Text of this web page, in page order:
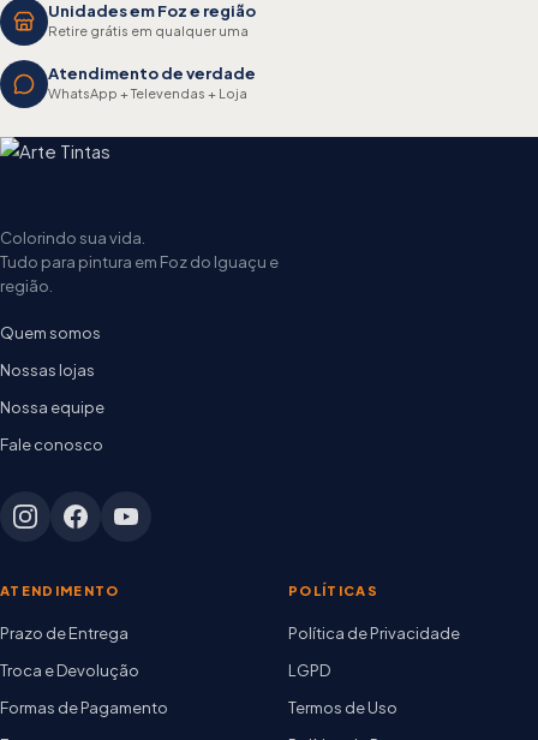
Unidades em Foz e região
Retire grátis em qualquer uma
Atendimento de verdade
WhatsApp + Televendas + Loja
Colorindo sua vida.
Tudo para pintura em Foz do Iguaçu e
região.
Quem somos
Nossas lojas
Nossa equipe
Fale conosco
ATENDIMENTO
Prazo de Entrega
Troca e Devolução
Formas de Pagamento
POLÍTICAS
Política de Privacidade
LGPD
Termos de Uso